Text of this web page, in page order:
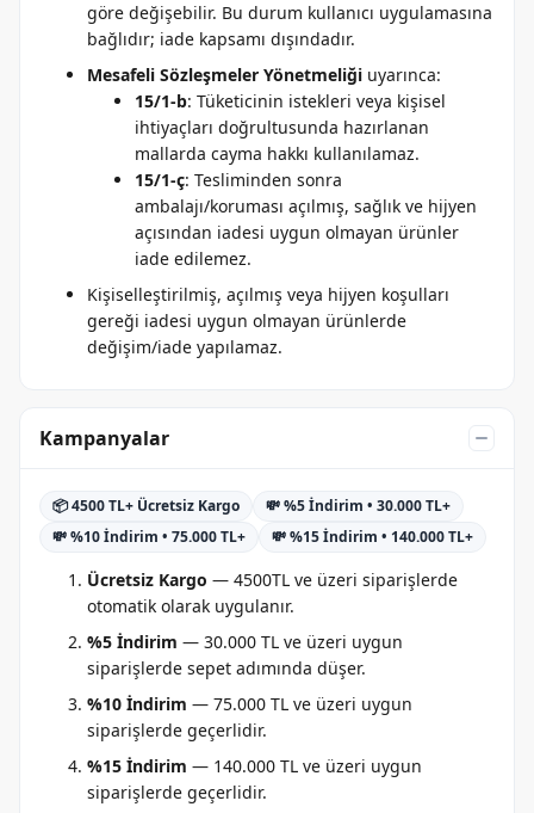
göre değişebilir. Bu durum kullanıcı uygulamasına
bağlıdır; iade kapsamı dışındadır.
Mesafeli Sözleşmeler Yönetmeliği uyarınca:
15/1-b: Tüketicinin istekleri veya kişisel
ihtiyaçları doğrultusunda hazırlanan
mallarda cayma hakkı kullanılamaz.
15/1-ç: Tesliminden sonra
ambalajı/koruması açılmış, sağlık ve hijyen
açısından iadesi uygun olmayan ürünler
iade edilemez.
Kişiselleştirilmiş, açılmış veya hijyen koşulları
gereği iadesi uygun olmayan ürünlerde
değişim/iade yapılamaz.
Kampanyalar
📦 4500 TL+ Ücretsiz Kargo
💸 %5 İndirim • 30.000 TL+
💸 %10 İndirim • 75.000 TL+
💸 %15 İndirim • 140.000 TL+
Ücretsiz Kargo — 4500TL ve üzeri siparişlerde
otomatik olarak uygulanır.
%5 İndirim — 30.000 TL ve üzeri uygun
siparişlerde sepet adımında düşer.
%10 İndirim — 75.000 TL ve üzeri uygun
siparişlerde geçerlidir.
%15 İndirim — 140.000 TL ve üzeri uygun
siparişlerde geçerlidir.